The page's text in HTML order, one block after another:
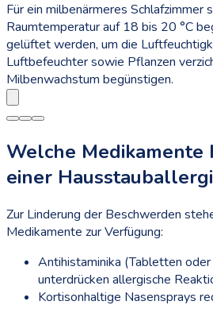
Für ein milbenärmeres Schlafzimmer
Raumtemperatur auf 18 bis 20 °C
gelüftet werden, um die
Luftbefeuchter sowie Pflanzen
Milbenwachstum begünstigen.
Welche Medikamente
einer
Zur Linderung der Beschwerden
Medikamente zur Verfügung:
Antihistaminika (Tabletten
unterdrücken allergische
Kortisonhaltige Nasensprays